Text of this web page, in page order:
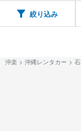
絞り込み
沖楽 沖縄レンタカー